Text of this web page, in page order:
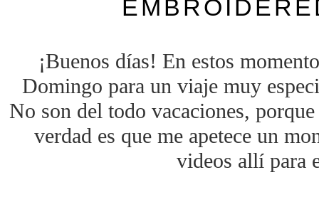
¡Buenos días! En estos
Domingo para un viaje muy
No son del todo vacaciones,
verdad es que me apetece un
videos allí para